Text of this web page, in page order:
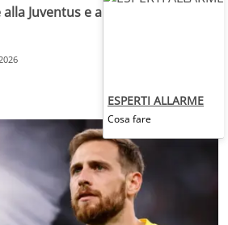
Juventus e all’Italia: intreccio
ESPERTI ALLARME
Cosa fare